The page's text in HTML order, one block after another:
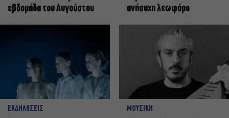
εβδομάδα του Αυγούστου
ανήσυχη λεωφόρο
ΕΚΔΗΛΩΣΕΙΣ ΜΟΥΣΙΚΗ